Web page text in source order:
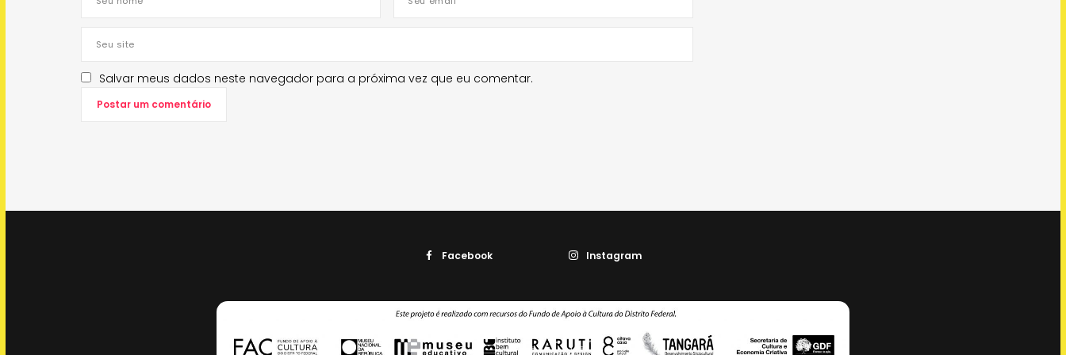
Salvar meus dados neste navegador para a próxima vez que eu comentar.
Facebook Instagram